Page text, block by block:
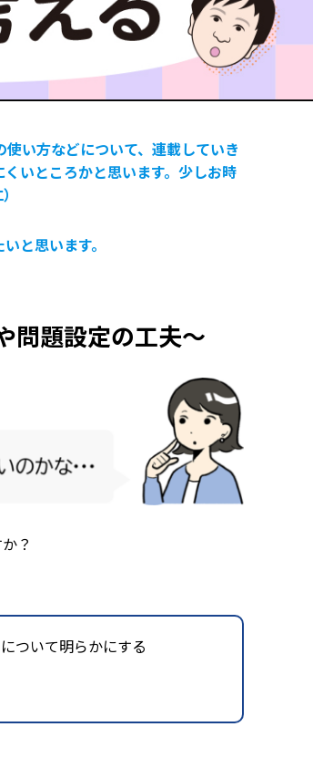
い方などについて、連載していき
いところかと思います。少しお時
と思います。
問題設定の工夫〜
？
ついて明らかにする